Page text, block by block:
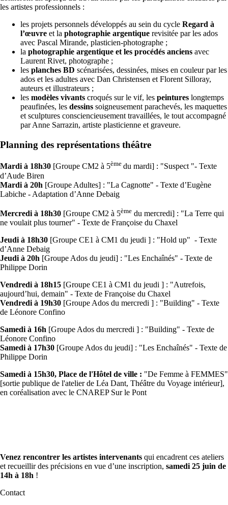
les artistes professionnels :
les projets personnels développés au sein du cycle Regard à
l’œuvre et la photographie argentique revisitée par les ados
avec Pascal Mirande, plasticien-photographe ;
la photographie argentique et les procédés anciens avec
Laurent Rivet, photographe ;
les planches BD scénarisées, dessinées, mises en couleur par les
ados et les adultes avec Dan Christensen et Florent Silloray,
auteurs et illustrateurs ;
les modèles vivants croqués sur le vif, les peintures longtemps
peaufinées, les dessins soigneusement parachevés, les maquettes
et sculptures consciencieusement travaillées, le tout accompagné
par Anne Sarrazin, artiste plasticienne et graveure.
Planning des représentations théâtre
Mardi à 18h30 [Groupe CM2 à 5ème du mardi] : "Suspect "- Texte
d’Aude Biren
Mardi à 20h [Groupe Adultes] : "La Cagnotte" - Texte d’Eugène
Labiche - Adaptation d’Anne Debaig
Mercredi à 18h30 [Groupe CM2 à 5ème du mercredi] : "La Terre qui
ne voulait plus tourner" - Texte de Françoise du Chaxel
Jeudi à 18h30 [Groupe CE1 à CM1 du jeudi ] : "Hold up" - Texte
d’Anne Debaig
Jeudi à 20h [Groupe Ados du jeudi] : "Les Enchaînés" - Texte de
Philippe Dorin
Vendredi à 18h15 [Groupe CE1 à CM1 du jeudi ] : "Autrefois,
aujourd’hui, demain" - Texte de Françoise du Chaxel
Vendredi à 19h30 [Groupe Ados du mercredi ] : "Building" - Texte
de Léonore Confino
Samedi à 16h [Groupe Ados du mercredi ] : "Building" - Texte de
Léonore Confino
Samedi à 17h30 [Groupe Ados du jeudi] : "Les Enchaînés" - Texte de
Philippe Dorin
Samedi à 15h30, Place de l'Hôtel de ville : "De Femme à FEMMES"
[sortie publique de l'atelier de Léa Dant, Théâtre du Voyage intérieur],
en coréalisation avec le CNAREP Sur le Pont
Venez rencontrer les artistes intervenants qui encadrent ces ateliers
et recueillir des précisions en vue d’une inscription, samedi 25 juin de
14h à 18h !
Contact